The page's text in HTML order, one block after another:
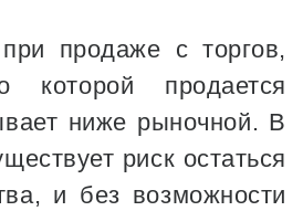
продаже с торгов,
которой продается
ниже рыночной. В
риск остаться
и без возможности